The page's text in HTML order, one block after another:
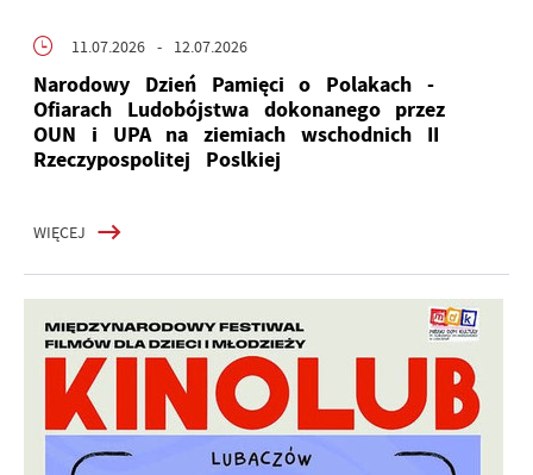
11.07.2026 - 12.07.2026
Narodowy Dzień Pamięci o Polakach -
Ofiarach Ludobójstwa dokonanego przez
OUN i UPA na ziemiach wschodnich II
Rzeczypospolitej Poslkiej
WIĘCEJ